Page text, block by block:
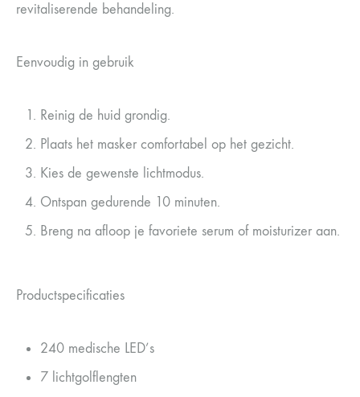
revitaliserende behandeling.
Eenvoudig in gebruik
Reinig de huid grondig.
Plaats het masker comfortabel op het gezicht.
Kies de gewenste lichtmodus.
Ontspan gedurende 10 minuten.
Breng na afloop je favoriete serum of moisturizer aan.
Productspecificaties
240 medische LED’s
7 lichtgolflengten